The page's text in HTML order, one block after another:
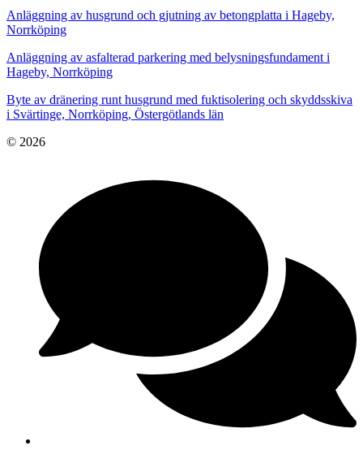
Anläggning av husgrund och gjutning av betongplatta i Hageby,
Norrköping
Anläggning av asfalterad parkering med belysningsfundament i
Hageby, Norrköping
Byte av dränering runt husgrund med fuktisolering och skyddsskiva
i Svärtinge, Norrköping, Östergötlands län
© 2026